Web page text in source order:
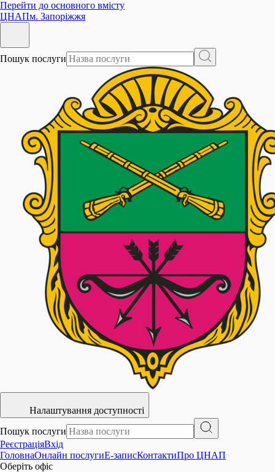
Перейти до основного вмісту
ЦНАПм. Запоріжжя
Пошук послуги
Налаштування доступності
Пошук послуги
РеєстраціяВхід
ГоловнаОнлайн послугиE-записКонтактиПро ЦНАП
Оберіть офіс